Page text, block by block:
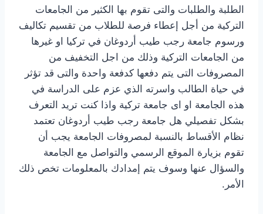
الطلبة والطلبات والتى تقوم بها الكثير من الجامعات
التركية من أجل إعطاء فرصة للطلاب من تقسيم تكاليف
ورسوم جامعة رجب طيب أردوغان في تركيا او غيرها
من الجامعات التركية وذلك من اجل التخفيف من
المصروفات التى يتم دفعها كدفعة واحدة والتى قد تؤثر
في حياة الطالب واسرته الذي عزم على الدراسة في
هذه الجامعة او اى جامعة تركية واذا كنت تريد التعرف
بشكل تفصيلي هل جامعة رجب طيب أردوغان تعتمد
نظام الأقساط بالنسبة لمصروفات الجامعة يجب أن
تقوم بزيارة الموقع الرسمي والتواصل مع الجامعة
والسؤال عنها وسوف يتم إمدادك بالمعلومات تخص ذلك
الأمر.